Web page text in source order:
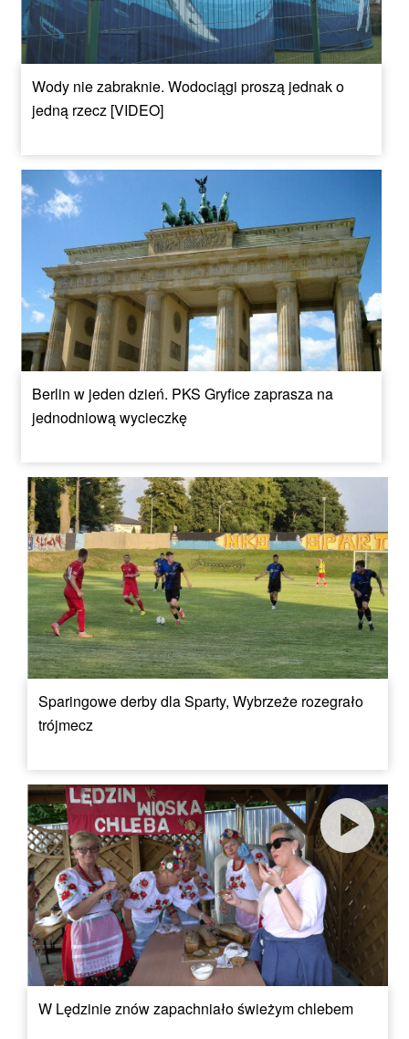
Wody nie zabraknie. Wodociągi proszą jednak o
jedną rzecz [VIDEO]
Berlin w jeden dzień. PKS Gryfice zaprasza na
jednodniową wycieczkę
Sparingowe derby dla Sparty, Wybrzeże rozegrało
trójmecz
W Lędzinie znów zapachniało świeżym chlebem